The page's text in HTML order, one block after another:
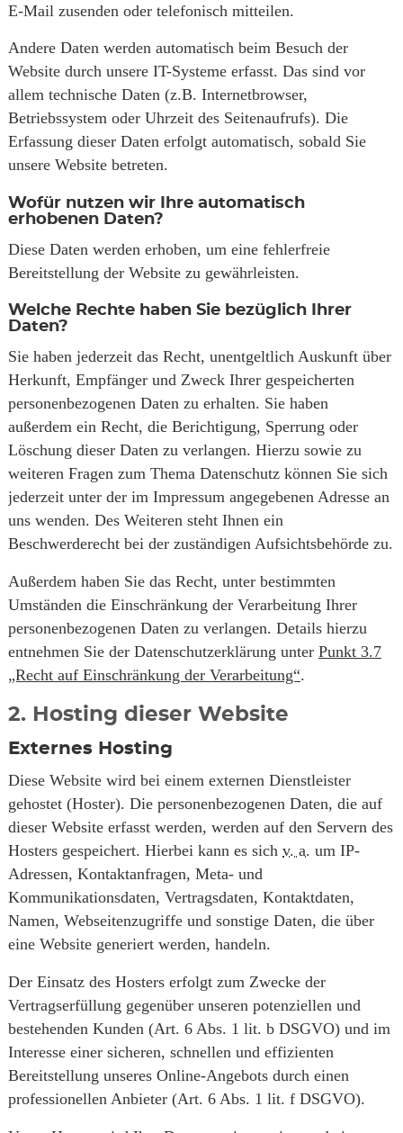
E-Mail zusenden oder telefonisch mitteilen.
Andere Daten werden automatisch beim Besuch der
Website durch unsere IT-Systeme erfasst. Das sind vor
allem technische Daten (z.B. Internetbrowser,
Betriebssystem oder Uhrzeit des Seitenaufrufs). Die
Erfassung dieser Daten erfolgt automatisch, sobald Sie
unsere Website betreten.
Wofür nutzen wir Ihre automatisch
erhobenen Daten?
Diese Daten werden erhoben, um eine fehlerfreie
Bereitstellung der Website zu gewährleisten.
Welche Rechte haben Sie bezüglich Ihrer
Daten?
Sie haben jederzeit das Recht, unentgeltlich Auskunft über
Herkunft, Empfänger und Zweck Ihrer gespeicherten
personenbezogenen Daten zu erhalten. Sie haben
außerdem ein Recht, die Berichtigung, Sperrung oder
Löschung dieser Daten zu verlangen. Hierzu sowie zu
weiteren Fragen zum Thema Datenschutz können Sie sich
jederzeit unter der im Impressum angegebenen Adresse an
uns wenden. Des Weiteren steht Ihnen ein
Beschwerderecht bei der zuständigen Aufsichtsbehörde zu.
Außerdem haben Sie das Recht, unter bestimmten
Umständen die Einschränkung der Verarbeitung Ihrer
personenbezogenen Daten zu verlangen. Details hierzu
entnehmen Sie der Datenschutzerklärung unter Punkt 3.7
„Recht auf Einschränkung der Verarbeitung“.
2. Hosting dieser Website
Externes Hosting
Diese Website wird bei einem externen Dienstleister
gehostet (Hoster). Die personenbezogenen Daten, die auf
dieser Website erfasst werden, werden auf den Servern des
Hosters gespeichert. Hierbei kann es sich v. a. um IP-
Adressen, Kontaktanfragen, Meta- und
Kommunikationsdaten, Vertragsdaten, Kontaktdaten,
Namen, Webseitenzugriffe und sonstige Daten, die über
eine Website generiert werden, handeln.
Der Einsatz des Hosters erfolgt zum Zwecke der
Vertragserfüllung gegenüber unseren potenziellen und
bestehenden Kunden (Art. 6 Abs. 1 lit. b DSGVO) und im
Interesse einer sicheren, schnellen und effizienten
Bereitstellung unseres Online-Angebots durch einen
professionellen Anbieter (Art. 6 Abs. 1 lit. f DSGVO).